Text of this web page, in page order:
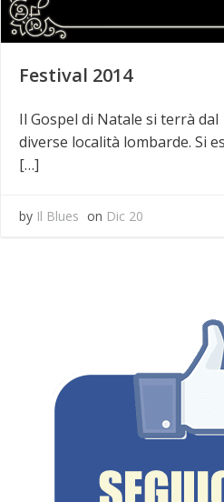
Festival 2014
Il Gospel di Natale si terrà dal
diverse località lombarde. Si
[…]
by Il Blues on Dic 20